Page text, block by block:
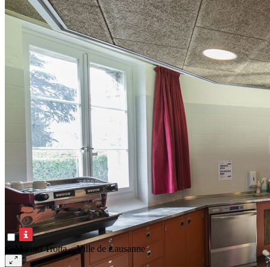
© Marino Trotta – Ville de Lausanne